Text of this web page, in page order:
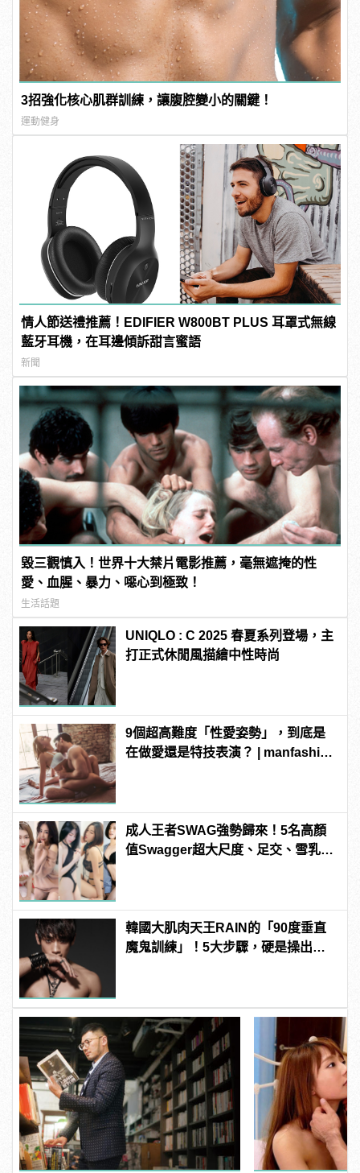
3招強化核心肌群訓練，讓腹腔變小的關鍵！
運動健身
情人節送禮推薦！EDIFIER W800BT PLUS 耳罩式無線
藍牙耳機，在耳邊傾訴甜言蜜語
新聞
毀三觀慎入！世界十大禁片電影推薦，毫無遮掩的性
愛、血腥、暴力、噁心到極致！
生活話題
UNIQLO : C 2025 春夏系列登場，主
打正式休閒風描繪中性時尚
9個超高難度「性愛姿勢」，到底是
在做愛還是特技表演？ | manfashion
成人王者SWAG強勢歸來！5名高顏
值Swagger超大尺度、足交、雪乳、
韓國大肌肉天王RAIN的「90度垂直
魔鬼訓練」！5大步驟，硬是操出你